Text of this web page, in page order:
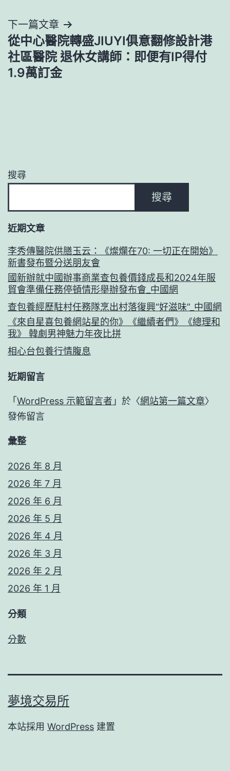
覽
下一篇文章
從中心醫院轉盛JIUYI俱意翻修設計港
社區醫院 退休女講師：即便有IP得付
1.9萬訂金
搜尋
搜尋
近期文章
李秀傳醫院供膳玉云：《燦爛在70: 一切正在開始》
新書發布暨分送朋友會
國新辦就中國辦事商業查包養價錢成長和2024年服
貿會準備任務停頓情形舉辦發布會_中國網
查包養經歷駐村任務隊烹出村落復興“好滋味”_中國網
《來自星喜包養網站星的你》《繼續者們》《總理和
我》 韓劇男神魅力年夜比拼
相心台包養行情腹息
近期留言
「 WordPress 示範留言者 」於〈網站第一篇文章〉
發佈留言
彙整
2026 年 8 月
2026 年 7 月
2026 年 6 月
2026 年 5 月
2026 年 4 月
2026 年 3 月
2026 年 2 月
2026 年 1 月
分類
分數
夢境交易所
本站採用 WordPress 建置